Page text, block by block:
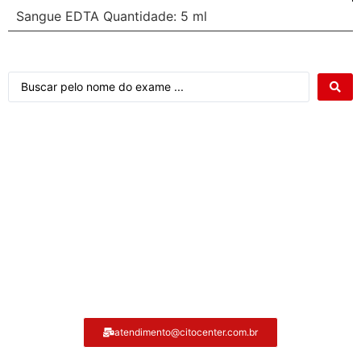
Sangue EDTA Quantidade: 5 ml
atendimento@citocenter.com.br